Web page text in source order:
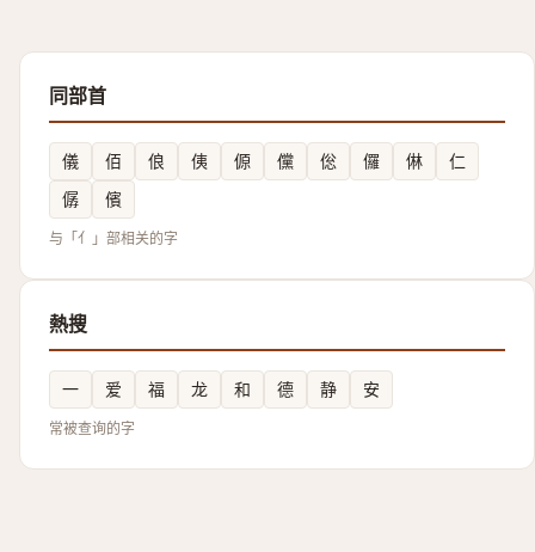
同部首
儀 佰 俍 侇 傆 儻 倊 儸 㑣
仁
僝
儐
与「亻」部相关的字
熱搜
一 爱 福 龙 和 德 静 安
常被查询的字